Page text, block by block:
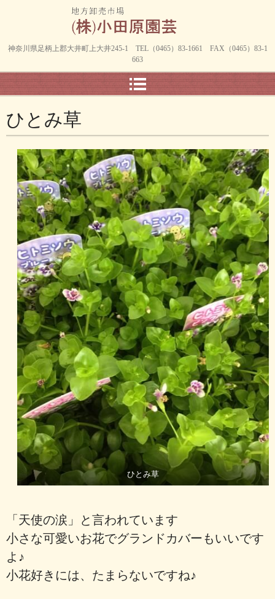
神奈川県足柄上郡大井町上大井245-1 TEL（0465）83-1661 FAX（0465）83-1
663
ひとみ草
ひとみ草
「天使の涙」と言われています
小さな可愛いお花でグランドカバーもいいです
よ♪
小花好きには、たまらないですね♪